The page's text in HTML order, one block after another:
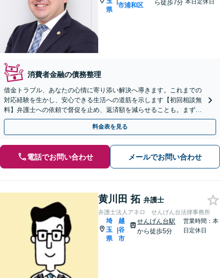
県
市浦和区
ら徒歩7分 本日定休日
消費者金融の債務整理
借金トラブル、あなたの心情に寄り添い解決へ導きます。これまでの
対応経験を生かし、安心できる生活への道筋を示します【初回相談無
料】弁護士への依頼で督促を止め、返済額を減らせることも。まずは
ご相談ください【分割払い可】
料金表を見る
電話でお問い合わせ メールでお問い合わせ
黄川田 拓 弁護士
弁護士法人アネロ せんげん台法律事務所
埼
玉
県
|
越
谷
市
せんげん台駅
から徒歩5分
営業時間：本
日定休日